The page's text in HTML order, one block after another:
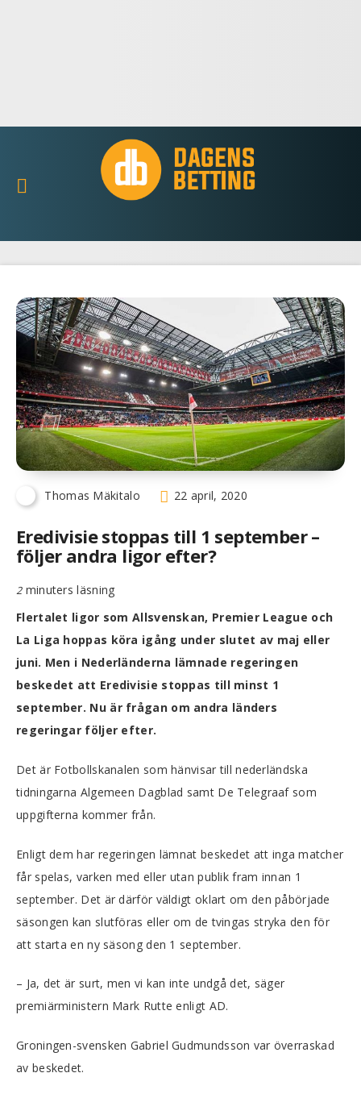
Thomas Mäkitalo 22 april, 2020
Eredivisie stoppas till 1 september –
följer andra ligor efter?
2minuters läsning
Flertalet ligor som Allsvenskan, Premier League och
La Liga hoppas köra igång under slutet av maj eller
juni. Men i Nederländerna lämnade regeringen
beskedet att Eredivisie stoppas till minst 1
september. Nu är frågan om andra länders
regeringar följer efter.
Det är Fotbollskanalen som hänvisar till nederländska
tidningarna Algemeen Dagblad samt De Telegraaf som
uppgifterna kommer från.
Enligt dem har regeringen lämnat beskedet att inga matcher
får spelas, varken med eller utan publik fram innan 1
september. Det är därför väldigt oklart om den påbörjade
säsongen kan slutföras eller om de tvingas stryka den för
att starta en ny säsong den 1 september.
– Ja, det är surt, men vi kan inte undgå det, säger
premiärministern Mark Rutte enligt AD.
Groningen-svensken Gabriel Gudmundsson var överraskad
av beskedet.